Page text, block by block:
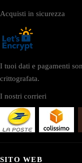
Acquisti in sicurezza
I tuoi dati e pagamenti
crittografata.
I nostri corrieri
SITO WEB